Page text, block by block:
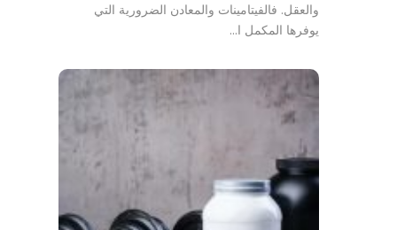
والعقل. فالفيتامينات والمعادن الضرورية التي
يوفرها المكمل ا…